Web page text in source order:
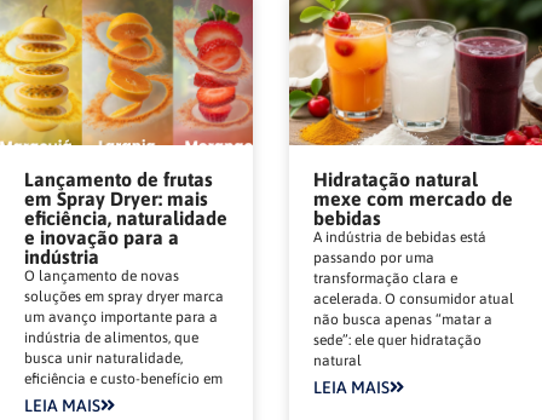
Lançamento de frutas
em Spray Dryer: mais
eficiência, naturalidade
e inovação para a
indústria
O lançamento de novas
soluções em spray dryer marca
um avanço importante para a
indústria de alimentos, que
busca unir naturalidade,
eficiência e custo-benefício em
LEIA MAIS
Hidratação natural
mexe com mercado de
bebidas
A indústria de bebidas está
passando por uma
transformação clara e
acelerada. O consumidor atual
não busca apenas “matar a
sede”: ele quer hidratação
natural
LEIA MAIS